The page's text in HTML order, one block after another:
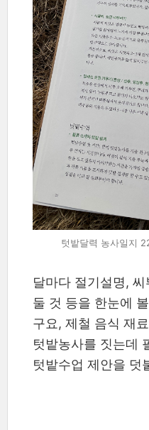
텃밭달력 농사일지
달마다 절기설명,
둘 것 등을 한눈에
구요, 제철 음식 재
텃밭농사를 짓는데
텃밭수업 제안을 덧